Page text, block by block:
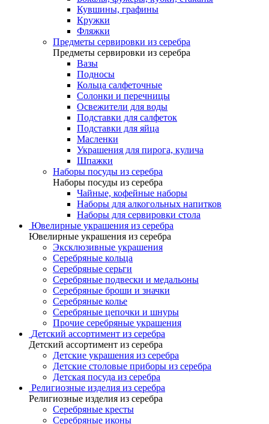
Кувшины, графины
Кружки
Фляжки
Предметы сервировки из серебра
Предметы сервировки из серебра
Вазы
Подносы
Кольца салфеточные
Солонки и перечницы
Освежители для воды
Подставки для салфеток
Подставки для яйца
Масленки
Украшения для пирога, кулича
Шпажки
Наборы посуды из серебра
Наборы посуды из серебра
Чайные, кофейные наборы
Наборы для алкогольных напитков
Наборы для сервировки стола
Ювелирные украшения из серебра
Ювелирные украшения из серебра
Эксклюзивные украшения
Серебряные кольца
Серебряные серьги
Серебряные подвески и медальоны
Серебряные броши и значки
Серебряные колье
Серебряные цепочки и шнуры
Прочие серебряные украшения
Детский ассортимент из серебра
Детский ассортимент из серебра
Детские украшения из серебра
Детские столовые приборы из серебра
Детская посуда из серебра
Религиозные изделия из серебра
Религиозные изделия из серебра
Серебряные кресты
Серебряные иконы